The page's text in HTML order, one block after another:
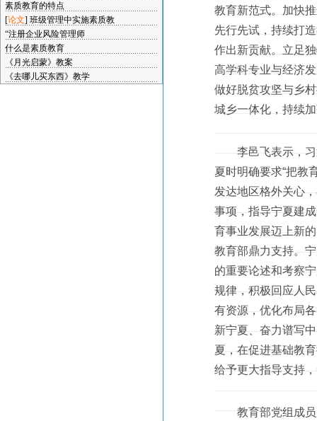
素质教育的特点
[论文] 班级管理中实施素质教
“注册企业风险管理师
什么是素质教育
《月光启蒙》教案
《去哪儿买东西》教学
教育新范式。加快
先行先试，持续打
作出新贡献。立足
高学科专业与经济
做好脱贫攻坚与乡
城乡一体化，持续
李邑飞表示，习
夏时明确要求“把教
发达地区格外关心
事项，指导宁夏建
育事业发展迈上新
教育部鼎力支持。
的重要论述和考察
规律，积极回应人
有资源，优化布局
新宁夏、奋力谱写
夏，在促进基础教
给予更大指导支持
教育部党组成员